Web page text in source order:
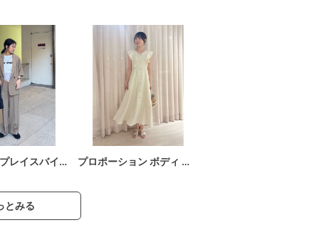
レイスバイ… プロポーション ボディ …
とみる